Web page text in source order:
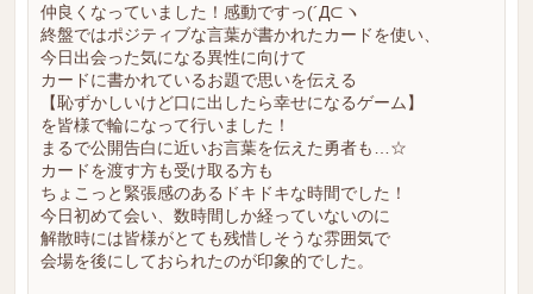
仲良くなっていました！感動ですっ(´Д⊂ヽ
終盤ではポジティブな言葉が書かれたカードを使い、
今日出会った気になる異性に向けて
カードに書かれているお題で思いを伝える
【恥ずかしいけど口に出したら幸せになるゲーム】
を皆様で輪になって行いました！
まるで公開告白に近いお言葉を伝えた勇者も…☆
カードを渡す方も受け取る方も
ちょこっと緊張感のあるドキドキな時間でした！
今日初めて会い、数時間しか経っていないのに
解散時には皆様がとても残惜しそうな雰囲気で
会場を後にしておられたのが印象的でした。